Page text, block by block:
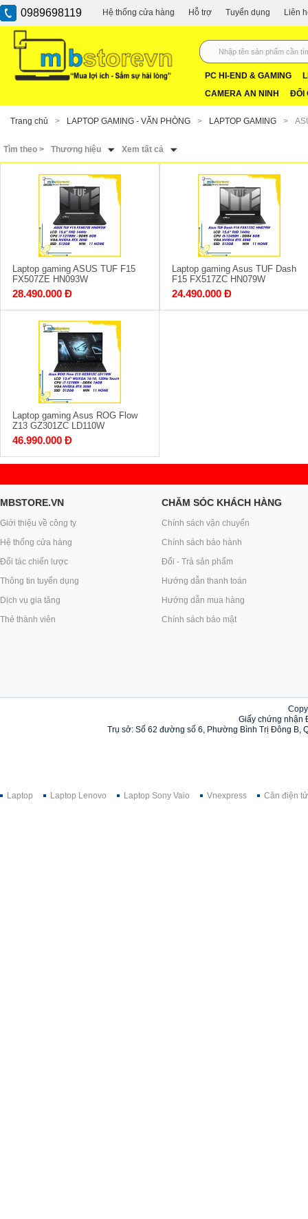
0989698119 Hệ thống cửa hàng Hỗ trợ Tuyển dụng Liên
PC HI-END & GAMING
CAMERA AN NINH
ĐỔI
Trang chủ > LAPTOP GAMING - VĂN PHÒNG > LAPTOP GAMING >
Tìm theo > Thương hiệu Xem tất cả
Laptop gaming ASUS TUF F15
FX507ZE HN093W
28.490.000 Đ
Laptop gaming Asus TUF Dash
F15 FX517ZC HN079W
24.490.000 Đ
Laptop gaming Asus ROG Flow
Z13 GZ301ZC LD110W
46.990.000 Đ
MBSTORE.VN
Giới thiệu về công ty
Hệ thống cửa hàng
Đối tác chiến lược
Thông tin tuyển dụng
Dịch vụ gia tăng
Thẻ thành viên
CHĂM SÓC KHÁCH HÀNG
Chính sách vận chuyển
Chính sách bảo hành
Đổi - Trả sản phẩm
Hướng dẫn thanh toán
Hướng dẫn mua hàng
Chính sách bảo mật
Giấy chứng nhận
Trụ sở: Số 62 đường số 6, Phường Bình Trị Đông B,
Laptop Laptop Lenovo Laptop Sony Vaio Vnexpress Cân điện tử